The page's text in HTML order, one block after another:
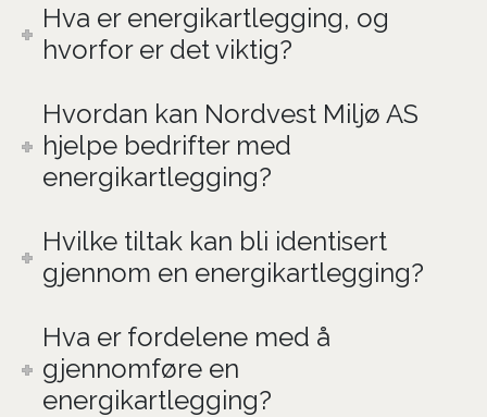
Hva er energikartlegging, og
hvorfor er det viktig?
Hvordan kan Nordvest Miljø AS
hjelpe bedrifter med
energikartlegging?
Hvilke tiltak kan bli identisert
gjennom en energikartlegging?
Hva er fordelene med å
gjennomføre en
energikartlegging?